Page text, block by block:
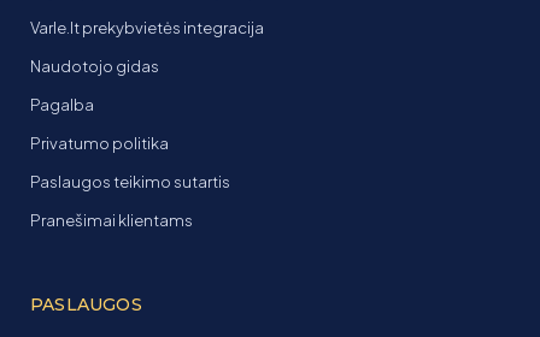
Varle.lt prekybvietės integracija
Naudotojo gidas
Pagalba
Privatumo politika
Paslaugos teikimo sutartis
Pranešimai klientams
PASLAUGOS